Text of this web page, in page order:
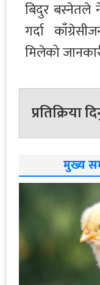
बिदुर बस्नेतले
गर्दा
मिलेको
प्रतिक्रिया
मुख्य